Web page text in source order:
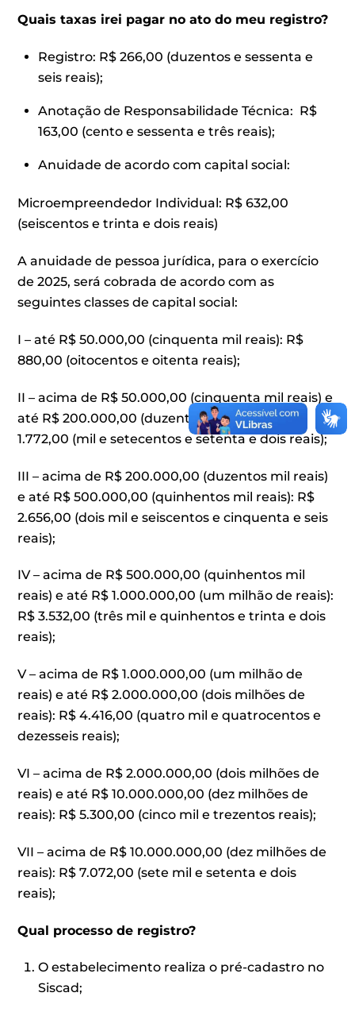
Quais taxas irei pagar no ato do meu registro?
Registro: R$ 266,00 (duzentos e sessenta e
seis reais);
Anotação de Responsabilidade Técnica: R$
163,00 (cento e sessenta e três reais);
Anuidade de acordo com capital social:
Microempreendedor Individual: R$ 632,00
(seiscentos e trinta e dois reais)
A anuidade de pessoa jurídica, para o exercício
de 2025, será cobrada de acordo com as
seguintes classes de capital social:
I – até R$ 50.000,00 (cinquenta mil reais): R$
880,00 (oitocentos e oitenta reais);
II – acima de R$ 50.000,00 (cinquenta mil reais) e
até R$ 200.000,00 (duzentos mil reais): R$
1.772,00 (mil e setecentos e setenta e dois reais);
III – acima de R$ 200.000,00 (duzentos mil reais)
e até R$ 500.000,00 (quinhentos mil reais): R$
2.656,00 (dois mil e seiscentos e cinquenta e seis
reais);
IV – acima de R$ 500.000,00 (quinhentos mil
reais) e até R$ 1.000.000,00 (um milhão de reais):
R$ 3.532,00 (três mil e quinhentos e trinta e dois
reais);
V – acima de R$ 1.000.000,00 (um milhão de
reais) e até R$ 2.000.000,00 (dois milhões de
reais): R$ 4.416,00 (quatro mil e quatrocentos e
dezesseis reais);
VI – acima de R$ 2.000.000,00 (dois milhões de
reais) e até R$ 10.000.000,00 (dez milhões de
reais): R$ 5.300,00 (cinco mil e trezentos reais);
VII – acima de R$ 10.000.000,00 (dez milhões de
reais): R$ 7.072,00 (sete mil e setenta e dois
reais);
Qual processo de registro?
O estabelecimento realiza o pré-cadastro no
Siscad;